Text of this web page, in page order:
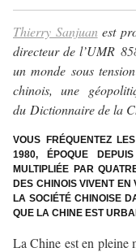
Thierry Sanjuanest
directeur de l’UMR
un monde sous
chinois, une
du Dictionnaire de la
VOUS FRÉQUENTEZ
1980, ÉPOQUE
MULTIPLIÉE PAR
DES CHINOIS VIVENT EN
LA SOCIÉTÉ CHINOISE
QUE LA CHINE EST
La Chine est en pleine